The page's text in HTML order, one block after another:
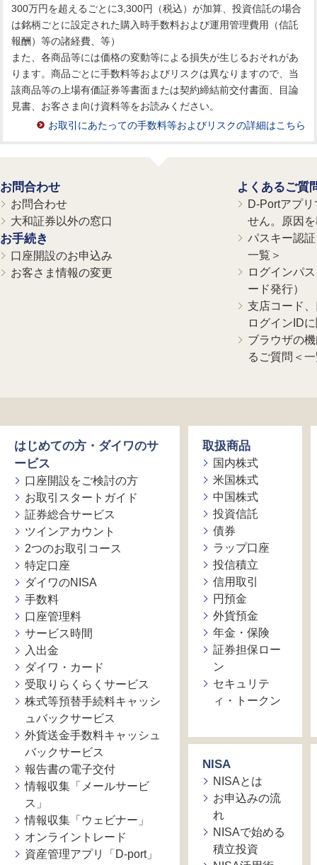
300万円を超えるごとに3,300円（税込）が加算、投資信託の場合
は銘柄ごとに設定された購入時手数料および運用管理費用（信託
報酬）等の諸経費、等）
また、各商品等には価格の変動等による損失が生じるおそれがあ
ります。商品ごとに手数料等およびリスクは異なりますので、当
該商品等の上場有価証券等書面または契約締結前交付書面、目論
見書、お客さま向け資料等をお読みください。
お取引にあたっての手数料等およびリスクの詳細はこちら
お問合わせ
お問合わせ
大和証券以外の窓口
お手続き
口座開設のお申込み
お客さま情報の変更
よくあるご質
D-Portアプ
せん。原因
パスキー認
一覧＞
ログインパ
ード発行）
支店コード
ログインID
ブラウザの
るご質問＜
はじめての方・ダイワのサ
ービス
口座開設をご検討の方
お取引スタートガイド
証券総合サービス
ツインアカウント
2つのお取引コース
特定口座
ダイワのNISA
手数料
口座管理料
サービス時間
入出金
ダイワ・カード
受取りらくらくサービス
株式等預替手続料キャッシ
ュバックサービス
外貨送金手数料キャッシュ
バックサービス
報告書の電子交付
情報収集「メールサービ
ス」
情報収集「ウェビナー」
オンライントレード
資産管理アプリ「D-port」
取扱商品
国内株式
米国株式
中国株式
投資信託
債券
ラップ口座
投信積立
信用取引
円預金
外貨預金
年金・保険
証券担保ロー
ン
セキュリテ
ィ・トークン
NISA
NISAとは
お申込みの流
れ
NISAで始める
積立投資